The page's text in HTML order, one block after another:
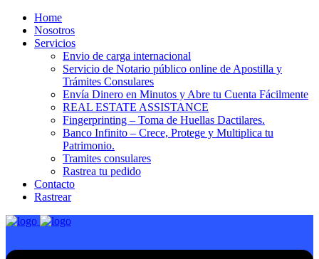
Home
Nosotros
Servicios
Envio de carga internacional
Servicio de Notario público online de Apostilla y
Trámites Consulares
Envía Dinero en Minutos y Abre tu Cuenta Fácilmente
REAL ESTATE ASSISTANCE
Fingerprinting – Toma de Huellas Dactilares.
Banco Infinito – Crece, Protege y Multiplica tu
Patrimonio.
Tramites consulares
Rastrea tu pedido
Contacto
Rastrear